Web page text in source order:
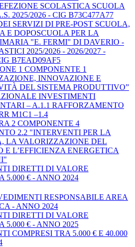
SCOLASTICA SCUOLA
2025/2026 - CIG B73C477A77
SERVIZI DI PRE-POST SCUOLA,
E DOPOSCUOLA PER LA
"E. FERMI" DI DAVERIO -
2025/2026 - 2026/2027 -
B7EAD09AF5
1 COMPONENTE 1
INNOVAZIONE E
DEL SISTEMA PRODUTTIVO”
INVESTIMENTI
– A.1.1 RAFFORZAMENTO
M1C1 –1.4
2 COMPONENTE 4
2.2 "INTERVENTI PER LA
LA VALORIZZAZIONE DEL
E L’EFFICIENZA ENERGETICA
DIRETTI DI VALORE
5.000 € - ANNO 2024
RESPONSABILE AREA
- ANNO 2024
DIRETTI DI VALORE
5.000 € - ANNO 2025
COMPRESI TRA 5.000 € E 40.000